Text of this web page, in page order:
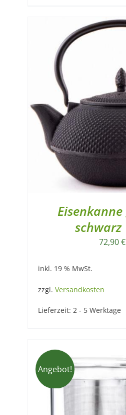
Eisenkanne
schwarz
72,90€
inkl. 19 % MwSt.
zzgl. Versandkosten
Lieferzeit: 2 - 5 Werktage
Angebot!